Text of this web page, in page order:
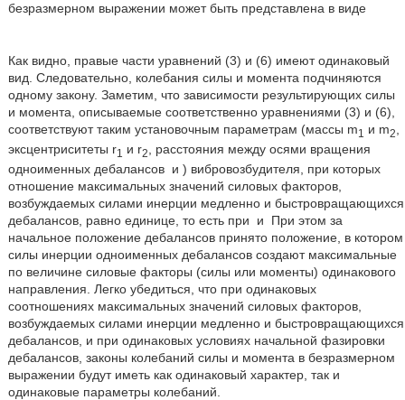
безразмерном выражении может быть представлена в виде
Как видно, правые части уравнений (3) и (6) имеют одинаковый
вид. Следовательно, колебания силы и момента подчиняются
одному закону. Заметим, что зависимости результирующих силы
и момента, описываемые соответственно уравнениями (3) и (6),
соответствуют таким установочным параметрам (массы m1 и m2,
эксцентриситеты r1 и r2, расстояния между осями вращения
одноименных дебалансов и ) вибровозбудителя, при которых
отношение максимальных значений силовых факторов,
возбуждаемых силами инерции медленно и быстровращающихся
дебалансов, равно единице, то есть при
и
При этом за
начальное положение дебалансов принято положение, в котором
силы инерции одноименных дебалансов создают максимальные
по величине силовые факторы (силы или моменты) одинакового
направления. Легко убедиться, что при одинаковых
соотношениях максимальных значений силовых факторов,
возбуждаемых силами инерции медленно и быстровращающихся
дебалансов, и при одинаковых условиях начальной фазировки
дебалансов, законы колебаний силы и момента в безразмерном
выражении будут иметь как одинаковый характер, так и
одинаковые параметры колебаний.